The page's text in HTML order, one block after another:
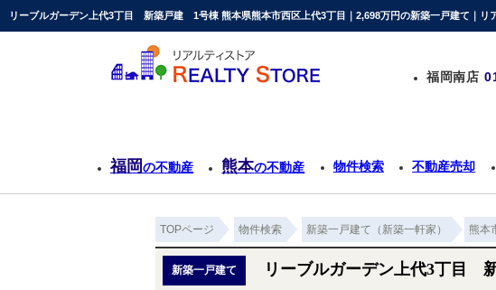
リーブルガーデン上代3丁目 新築戸建 1号棟 熊本県熊本市西区上代3丁目｜2,698万円の新築一戸建て｜リ
福岡南店
福岡の不動産 熊本の不動産 物件検索 不動産売却
TOPページ 物件検索 新築一戸建て（新築一軒家） 熊本
新築一戸建て リーブルガーデン上代3丁目